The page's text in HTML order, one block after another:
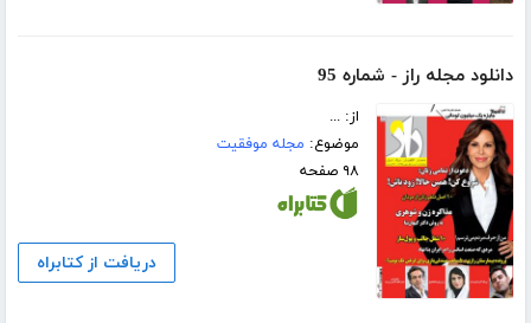
دانلود مجله راز - شماره 95
از: ...
موضوع: مجله موفقیت
۹۸ صفحه
دریافت از کتابراه